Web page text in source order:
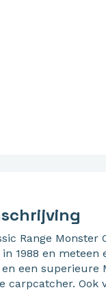
Range Monster
1988 en meteen
en een
carpcatcher. Ook